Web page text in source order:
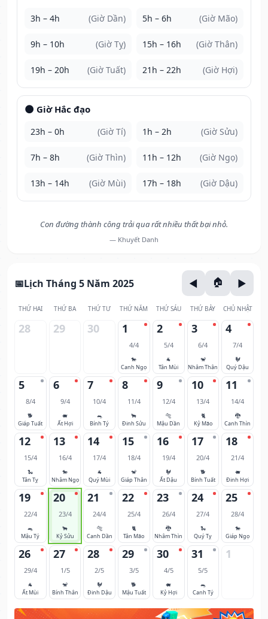
3h – 4h (Giờ Dần) 5h – 6h (Giờ Mão)
9h – 10h (Giờ Tỵ) 15h – 16h (Giờ Thân)
19h – 20h (Giờ Tuất) 21h – 22h (Giờ Hợi)
🌑 Giờ Hắc đạo
23h – 0h (Giờ Tí) 1h – 2h (Giờ Sửu)
7h – 8h (Giờ Thìn) 11h – 12h (Giờ Ngọ)
13h – 14h (Giờ Mùi) 17h – 18h (Giờ Dậu)
Con đường thành công trải qua rất nhiều thất bại nhỏ.
— Khuyết Danh
Lịch Tháng 5 Năm 2025
THỨ HAI THỨ BA THỨ TƯ THỨ NĂM THỨ SÁU THỨ BẢY CHỦ NHẬT
28 29 30 1
4/4
🐎
Canh Ngọ
2
5/4
🐐
Tân Mùi
3
6/4
🐒
Nhâm Thân
4
7/4
🐓
Quý Dậu
5
8/4
🐕
Giáp Tuất
6
9/4
🐖
Ất Hợi
7
10/4
🐀
Bính Tý
8
11/4
🐂
Đinh Sửu
9
12/4
🐅
Mậu Dần
10
13/4
🐈
Kỷ Mão
11
14/4
🐉
Canh Thìn
12
15/4
🐍
Tân Tỵ
13
16/4
🐎
Nhâm Ngọ
14
17/4
🐐
Quý Mùi
15
18/4
🐒
Giáp Thân
16
19/4
🐓
Ất Dậu
17
20/4
🐕
Bính Tuất
18
21/4
🐖
Đinh Hợi
19
22/4
🐀
Mậu Tý
20
23/4
🐂
Kỷ Sửu
21
24/4
🐅
Canh Dần
22
25/4
🐈
Tân Mão
23
26/4
🐉
Nhâm Thìn
24
27/4
🐍
Quý Tỵ
25
28/4
🐎
Giáp Ngọ
26
29/4
🐐
Ất Mùi
27
1/5
🐒
Bính Thân
28
2/5
🐓
Đinh Dậu
29
3/5
🐕
Mậu Tuất
30
4/5
🐖
Kỷ Hợi
31
5/5
🐀
Canh Tý
1